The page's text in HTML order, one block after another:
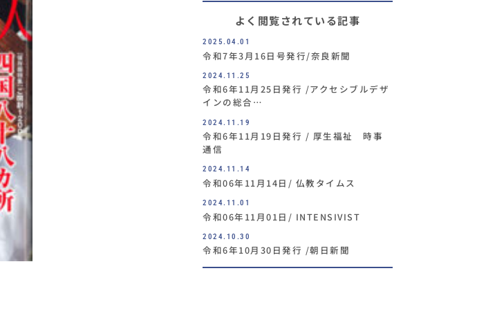
よく閲覧されている記事
2025.04.01
令和7年3月16日号発行/奈良新聞
2024.11.25
令和6年11月25日発行 /アクセシブルデザ
インの総合…
2024.11.19
令和6年11月19日発行 / 厚生福祉 時事
通信
2024.11.14
令和06年11月14日/ 仏教タイムス
2024.11.01
令和06年11月01日/ INTENSIVIST
2024.10.30
令和6年10月30日発行 /朝日新聞